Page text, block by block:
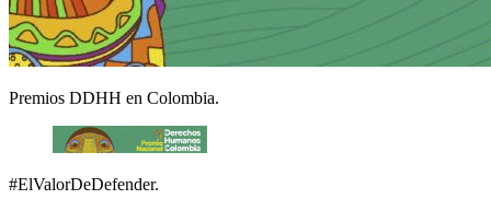
Premios DDHH en Colombia.
#ElValorDeDefender.